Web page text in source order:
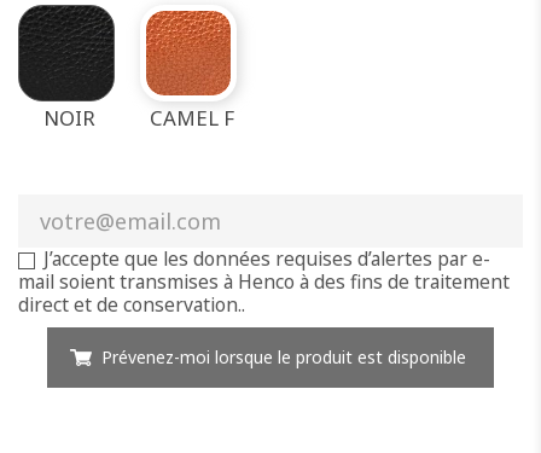
NOIR CAMEL F
J’accepte que les données requises d’alertes par e-
mail soient transmises à Henco à des fins de traitement
direct et de conservation..
Prévenez-moi lorsque le produit est disponible